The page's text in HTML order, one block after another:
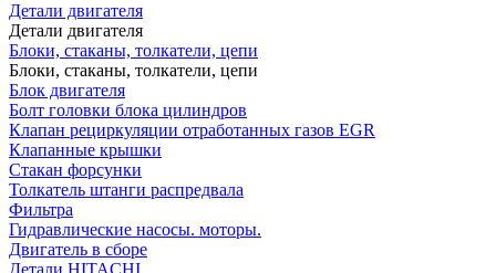
Детали двигателя
Детали двигателя
Блоки, стаканы, толкатели, цепи
Блоки, стаканы, толкатели, цепи
Блок двигателя
Болт головки блока цилиндров
Клапан рециркуляции отработанных газов EGR
Клапанные крышки
Стакан форсунки
Толкатель штанги распредвала
Фильтра
Гидравлические насосы. моторы.
Двигатель в сборе
Детали HITACHI